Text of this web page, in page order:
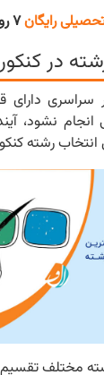
رایگان۷ روزه اینجا کلیک کنید.
در
سراسری
نشود،
رشته
مختلف